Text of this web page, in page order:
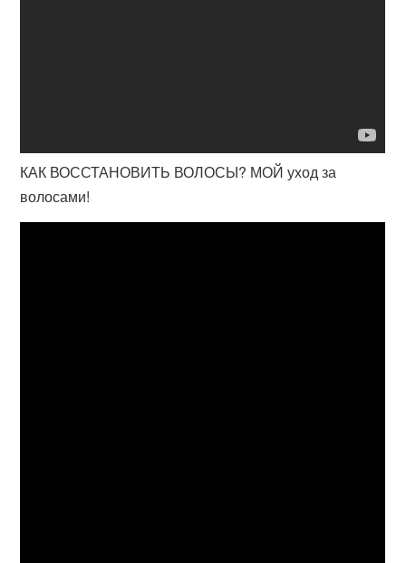
КАК ВОССТАНОВИТЬ ВОЛОСЫ? МОЙ уход за
волосами!